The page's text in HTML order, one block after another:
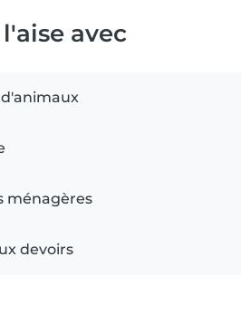
avec
ménagères
devoirs